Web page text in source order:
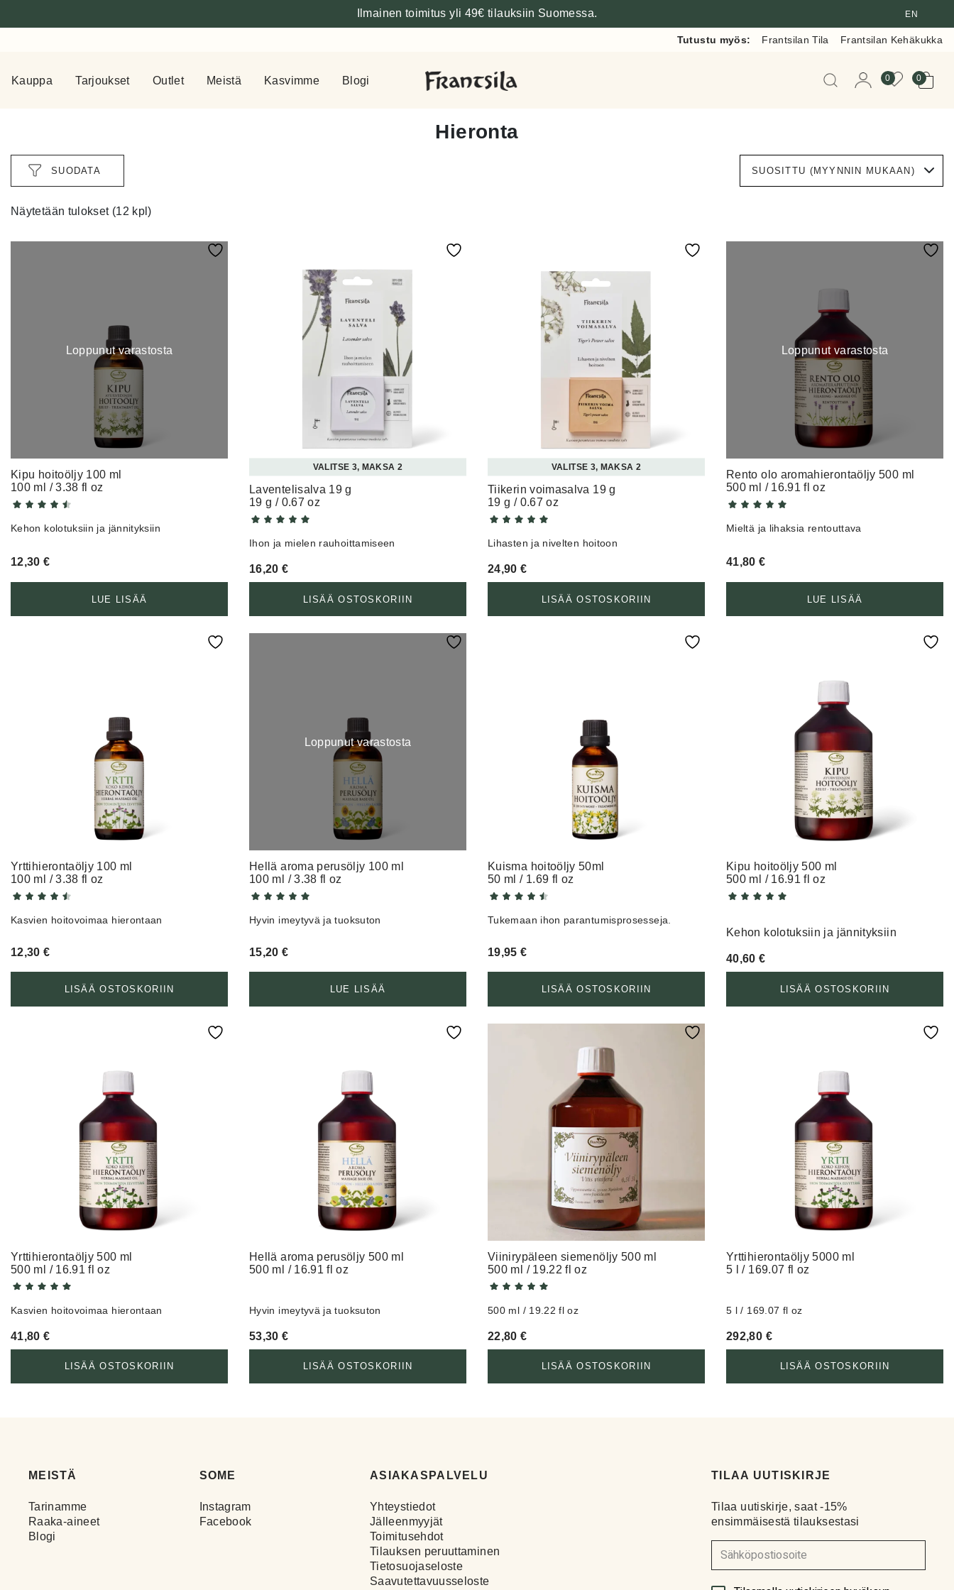
Ilmainen toimitus yli 49€ tilauksiin Suomessa. EN
Tutustu myös: Frantsilan Tila Frantsilan Kehäkukka
Kauppa Tarjoukset Outlet Meistä Kasvimme Blogi Kun tuloksia tulee,
0 0
Hieronta
SUODATA
Näytetään tulokset (12 kpl)
Loppunut varastosta
Kipu hoitoöljy 100 ml
100 ml / 3.38 fl oz
Kehon kolotuksiin ja jännityksiin
12,30€
LUE LISÄÄ
VALITSE 3, MAKSA 2
Laventelisalva 19 g
19 g / 0.67 oz
Ihon ja mielen rauhoittamiseen
16,20€
LISÄÄ OSTOSKORIIN
VALITSE 3, MAKSA 2
Tiikerin voimasalva 19 g
19 g / 0.67 oz
Lihasten ja nivelten hoitoon
24,90€
LISÄÄ OSTOSKORIIN
Loppunut varastosta
Rento olo aromahierontaöljy 500 ml
500 ml / 16.91 fl oz
Mieltä ja lihaksia rentouttava
41,80€
LUE LISÄÄ
Yrttihierontaöljy 100 ml
100 ml / 3.38 fl oz
Kasvien hoitovoimaa hierontaan
12,30€
LISÄÄ OSTOSKORIIN
Loppunut varastosta
Hellä aroma perusöljy 100 ml
100 ml / 3.38 fl oz
Hyvin imeytyvä ja tuoksuton
15,20€
LUE LISÄÄ
Kuisma hoitoöljy 50ml
50 ml / 1.69 fl oz
Tukemaan ihon parantumisprosesseja.
19,95€
LISÄÄ OSTOSKORIIN
Kipu hoitoöljy 500 ml
500 ml / 16.91 fl oz
Kehon kolotuksiin ja jännityksiin
40,60€
LISÄÄ OSTOSKORIIN
Yrttihierontaöljy 500 ml
500 ml / 16.91 fl oz
Kasvien hoitovoimaa hierontaan
41,80€
LISÄÄ OSTOSKORIIN
Hellä aroma perusöljy 500 ml
500 ml / 16.91 fl oz
Hyvin imeytyvä ja tuoksuton
53,30€
LISÄÄ OSTOSKORIIN
Viinirypäleen siemenöljy 500 ml
500 ml / 19.22 fl oz
500 ml / 19.22 fl oz
22,80€
LISÄÄ OSTOSKORIIN
Yrttihierontaöljy 5000 ml
5 l / 169.07 fl oz
5 l / 169.07 fl oz
292,80 €
LISÄÄ OSTOSKORIIN
MEISTÄ
Tarinamme
Raaka-aineet
Blogi
SOME
Instagram
Facebook
ASIAKASPALVELU
Yhteystiedot
Jälleenmyyjät
Toimitusehdot
Tilauksen peruuttaminen
Tietosuojaseloste
Saavutettavuusseloste
TILAA UUTISKIRJE
Tilaa uutiskirje, saat -15%
ensimmäisestä tilauksestasi